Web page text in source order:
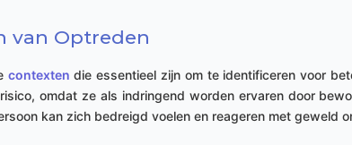
van Optreden
contexten die essentieel zijn om te identificeren voor
omdat ze als indringend worden ervaren door
kan zich bedreigd voelen en reageren met geweld